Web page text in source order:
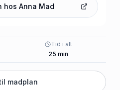
hos Anna Mad
Tid i alt
25 min
madplan